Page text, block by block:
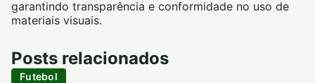
garantindo transparência e conformidade no uso de
materiais visuais.
Posts relacionados
Futebol